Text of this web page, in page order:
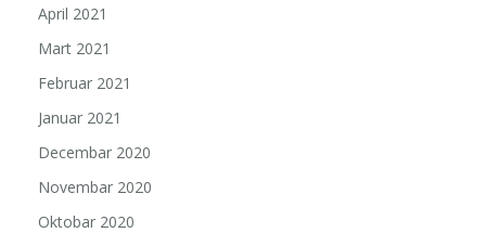
April 2021
Mart 2021
Februar 2021
Januar 2021
Decembar 2020
Novembar 2020
Oktobar 2020